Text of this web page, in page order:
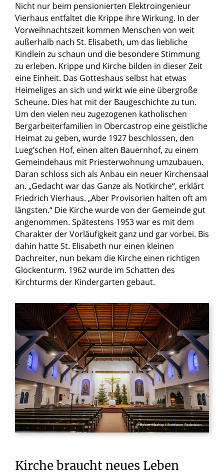
© Besim Mazhiqi / Erzbistum Paderborn
Nicht nur beim pensionierten Elektroingenieur
Vierhaus entfaltet die Krippe ihre Wirkung. In der
Vorweihnachtszeit kommen Menschen von weit
außerhalb nach St. Elisabeth, um das liebliche
Kindlein zu schaun und die besondere Stimmung
zu erleben. Krippe und Kirche bilden in dieser Zeit
eine Einheit. Das Gotteshaus selbst hat etwas
Heimeliges an sich und wirkt wie eine übergroße
Scheune. Dies hat mit der Baugeschichte zu tun.
Um den vielen neu zugezogenen katholischen
Bergarbeiterfamilien in Obercastrop eine geistliche
Heimat zu geben, wurde 1927 beschlossen, den
Luegʼschen Hof, einen alten Bauernhof, zu einem
Gemeindehaus mit Priesterwohnung umzubauen.
Daran schloss sich als Anbau ein neuer Kirchensaal
an. „Gedacht war das Ganze als Notkirche“, erklärt
Friedrich Vierhaus. „Aber Provisorien halten oft am
längsten.“ Die Kirche wurde von der Gemeinde gut
angenommen. Spätestens 1953 war es mit dem
Charakter der Vorläufigkeit ganz und gar vorbei. Bis
dahin hatte St. Elisabeth nur einen kleinen
Dachreiter, nun bekam die Kirche einen richtigen
Glockenturm. 1962 wurde im Schatten des
Kirchturms der Kindergarten gebaut.
Kirche brauchtneues Leben